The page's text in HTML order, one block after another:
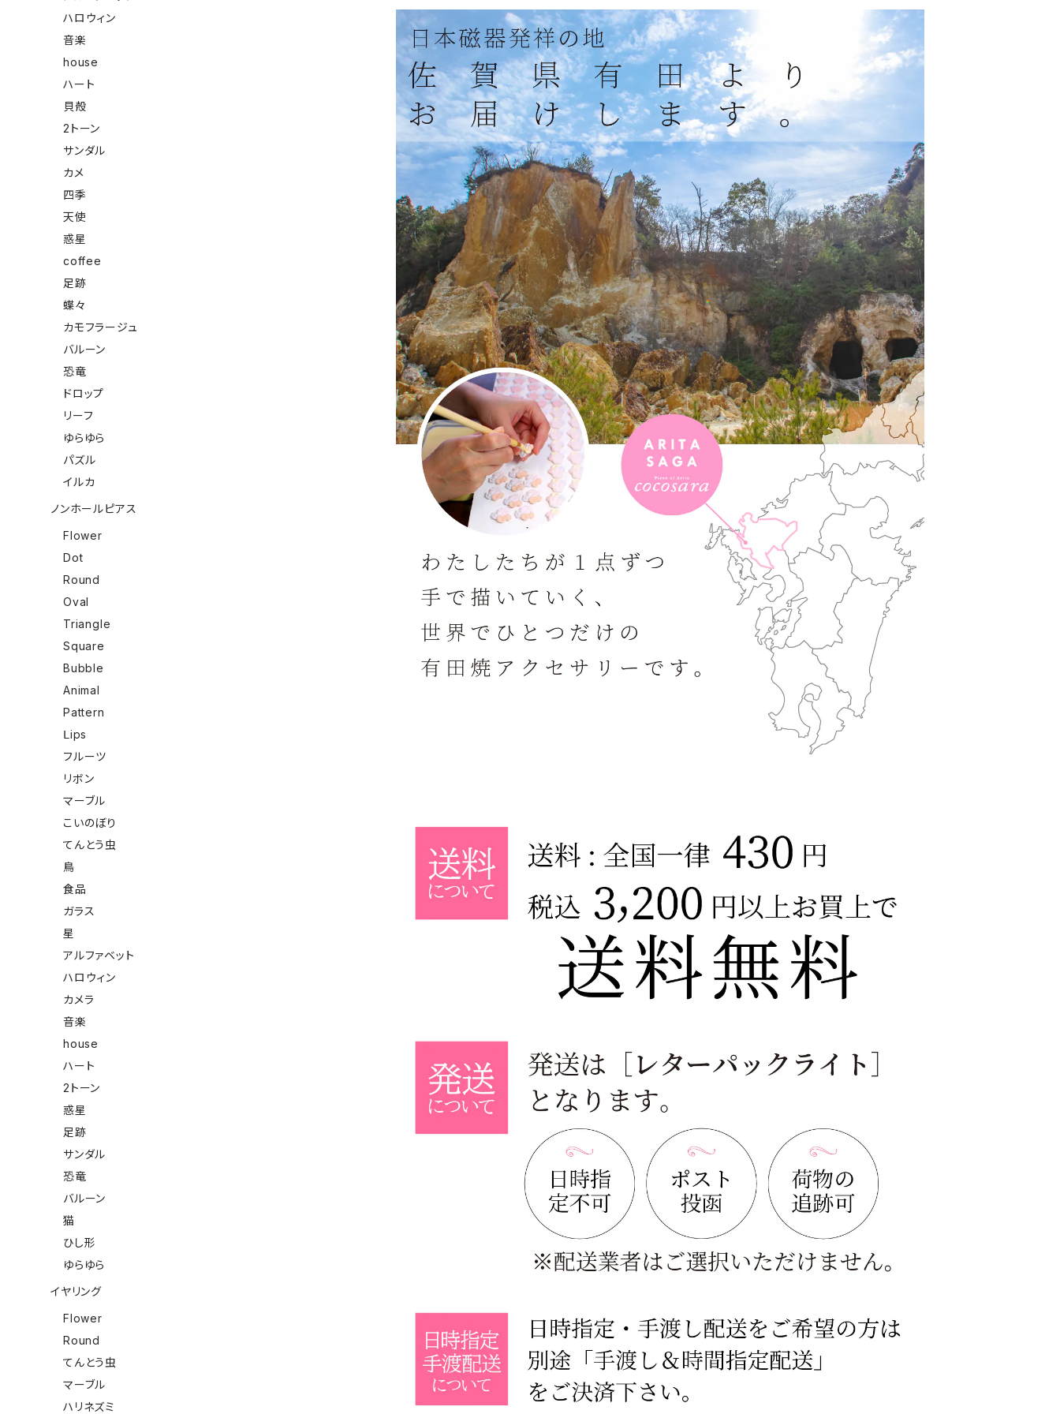
ハロウィン
音楽
house
ハート
貝殻
2トーン
サンダル
カメ
四季
天使
惑星
coffee
足跡
蝶々
カモフラージュ
バルーン
恐竜
ドロップ
リーフ
ゆらゆら
パズル
イルカ
ノンホールピアス
Flower
Dot
Round
Oval
Triangle
Square
Bubble
Animal
Pattern
Ⅼips
フルーツ
リボン
マーブル
こいのぼり
てんとう虫
鳥
食品
ガラス
星
アルファベット
ハロウィン
カメラ
音楽
house
ハート
2トーン
惑星
足跡
サンダル
恐竜
バルーン
猫
ひし形
ゆらゆら
イヤリング
Flower
Round
てんとう虫
マーブル
ハリネズミ